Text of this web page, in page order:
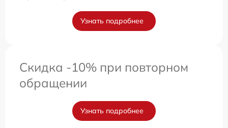
Узнать подробнее
Скидка -10% при повторном
обращении
Узнать подробнее